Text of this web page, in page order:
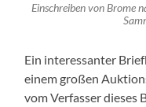
Einschreiben von Brome
Ein interessanter
einem großen
vom Verfasser dieses